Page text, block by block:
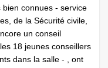
connues - service
de la Sécurité civile,
un conseil
18 jeunes conseillers
dans la salle - , ont